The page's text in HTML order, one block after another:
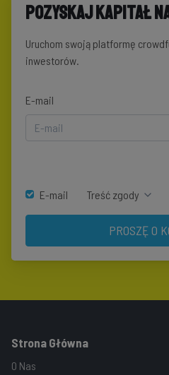
Pozyskaj kapitał
Uruchom swoją platformę
inwestorów.
E-mail
E-mail Treść zgody
PROSZĘ O
Strona Główna
O Nas